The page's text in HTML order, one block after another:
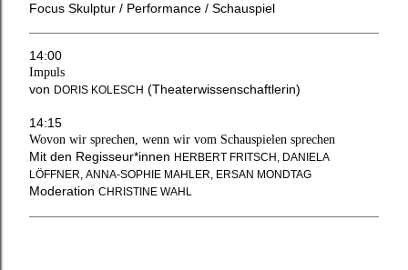
Focus Skulptur / Performance / Schauspiel
14:00
Impuls
von DORIS KOLESCH (Theaterwissenschaftlerin)
14:15
Wovon wir sprechen, wenn wir vom Schauspielen sprechen
Mit den Regisseur*innen HERBERT FRITSCH
DANIELA
LÖFFNER ANNA-SOPHIE MAHLER ERSAN MONDTAG
Moderation CHRISTINE WAHL